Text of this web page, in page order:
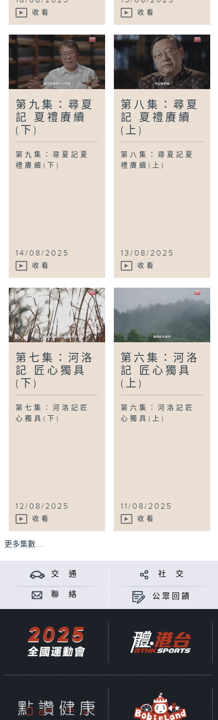
收看 收看
第九集：尋夏
記 夏禮賡續
(下)
第九集：尋夏記夏
禮賡續(下)
14/08/2025
收看
第八集：尋夏
記 夏禮賡續
(上)
第八集：尋夏記夏
禮賡續(上)
13/08/2025
收看
第七集：河洛
記 匠心獨具
(下)
第七集：河洛記匠
心獨具(下)
12/08/2025
收看
第六集：河洛
記 匠心獨具
(上)
第六集：河洛記匠
心獨具(上)
11/08/2025
收看
更多集數 ...
交 通 社 交
聯 絡 公眾回饋